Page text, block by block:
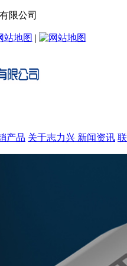
限公司
站地图 |
产品 关于志力兴 新闻资讯